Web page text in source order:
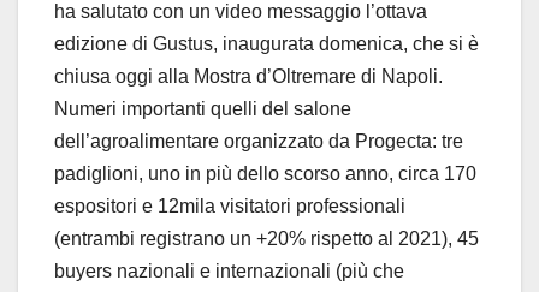
ha salutato con un video messaggio l’ottava
edizione di Gustus, inaugurata domenica, che si è
chiusa oggi alla Mostra d’Oltremare di Napoli.
Numeri importanti quelli del salone
dell’agroalimentare organizzato da Progecta: tre
padiglioni, uno in più dello scorso anno, circa 170
espositori e 12mila visitatori professionali
(entrambi registrano un +20% rispetto al 2021), 45
buyers nazionali e internazionali (più che